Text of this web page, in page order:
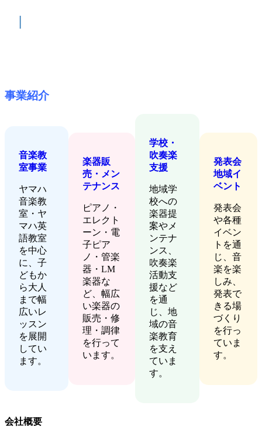
|
事業紹介
音楽教
室事業
ヤマハ
音楽教
室・ヤ
マハ英
語教室
を中心
に、子
どもか
ら大人
まで幅
広いレ
ッスン
を展開
してい
ます。
楽器販
売・メン
テナンス
ピアノ・
エレクト
ーン・電
子ピア
ノ・管楽
器・LM
楽器な
ど、幅広
い楽器の
販売・修
理・調律
を行って
います。
学校・
吹奏楽
支援
地域学
校への
楽器提
案やメ
ンテナ
ンス、
吹奏楽
活動支
援など
を通
じ、地
域の音
楽教育
を支え
ていま
す。
発表会
地域イ
ベント
発表会
や各種
イベン
トを通
じ、音
楽を楽
しみ、
発表で
きる場
づくり
を行っ
ていま
す。
会社概要